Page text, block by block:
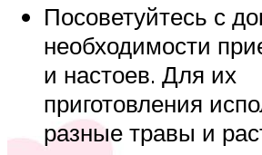
Посоветуйтесь с
необходимости
и настоев. Для их
приготовления
разные травы и